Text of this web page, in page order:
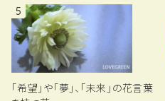
5
「希望」や「夢」、「未来」の花言葉